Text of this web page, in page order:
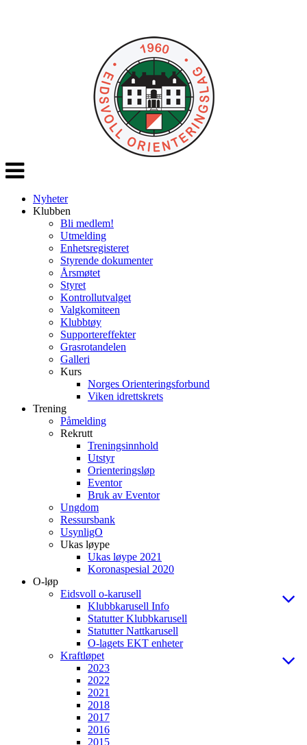
Veksle
navigasjon
Nyheter
Klubben
Bli medlem!
Utmelding
Enhetsregisteret
Styrende dokumenter
Årsmøtet
Styret
Kontrollutvalget
Valgkomiteen
Klubbtøy
Supportereffekter
Grasrotandelen
Galleri
Kurs
Norges Orienteringsforbund
Viken idrettskrets
Trening
Påmelding
Rekrutt
Treningsinnhold
Utstyr
Orienteringsløp
Eventor
Bruk av Eventor
Ungdom
Ressursbank
UsynligO
Ukas løype
Ukas løype 2021
Koronaspesial 2020
O-løp
Eidsvoll o-karusell
Klubbkarusell Info
Statutter Klubbkarusell
Statutter Nattkarusell
O-lagets EKT enheter
Kraftløpet
2023
2022
2021
2018
2017
2016
2015